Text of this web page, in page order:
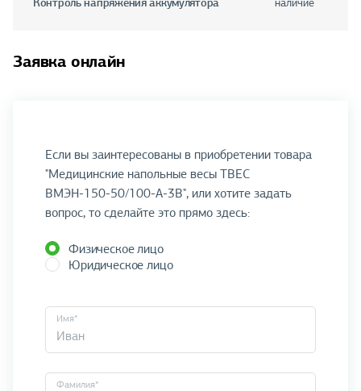
наличие
Заявка онлайн
Если вы заинтересованы в приобретении товара
"Медицинские напольные весы ТВЕС
ВМЭН-150-50/100-А-3В", или хотите задать
вопрос, то сделайте это прямо здесь:
Физическое лицо
Юридическое лицо
Имя*
Фамилия*